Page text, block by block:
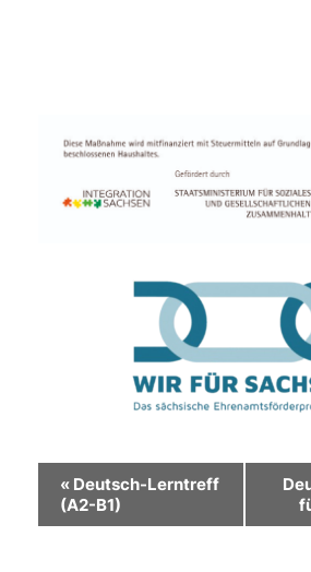
Veranstaltung-
Navigation
« Deutsch-Lerntreff
(A2-B1)